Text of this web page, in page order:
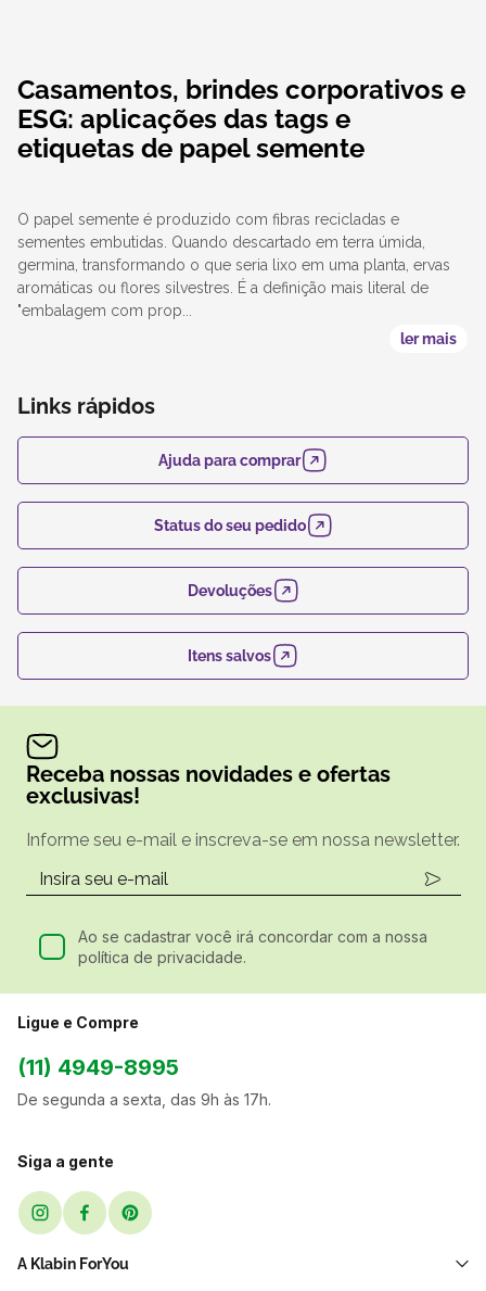
Casamentos, brindes corporativos e
ESG: aplicações das tags e
etiquetas de papel semente
O papel semente é produzido com fibras recicladas e
sementes embutidas. Quando descartado em terra úmida,
germina, transformando o que seria lixo em uma planta, ervas
aromáticas ou flores silvestres. É a definição mais literal de
"embalagem com prop...
ler mais
Links rápidos
Ajuda para comprar
Status do seu pedido
Devoluções
Itens salvos
Receba nossas novidades e ofertas
exclusivas!
Informe seu e-mail e inscreva-se em nossa newsletter.
Ao se cadastrar você irá concordar com a nossa
política de privacidade.
Ligue e Compre
(11) 4949-8995
De segunda a sexta, das 9h às 17h.
Siga a gente
A Klabin ForYou